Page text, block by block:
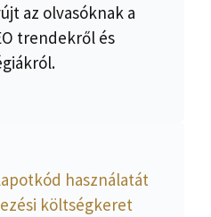
az olvasóknak a
trendekről és
használatát
költségkeret